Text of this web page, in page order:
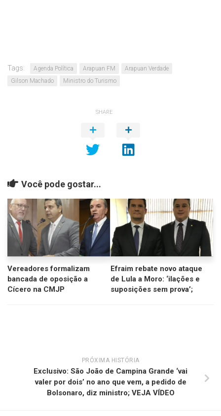
Tags: Agenda Política Arapuan FM
Arapuan Verdade
Gilson Machado
Ministro do Turismo
SHARE
Você pode gostar...
Vereadores formalizam
bancada de oposição a
Cícero na CMJP
Efraim rebate novo ataque
de Lula a Moro: ‘ilações e
suposições sem prova’;
PRÓXIMA HISTÓRIA
Exclusivo: São João de Campina Grande ‘vai
valer por dois’ no ano que vem, a pedido de
Bolsonaro, diz ministro; VEJA VÍDEO